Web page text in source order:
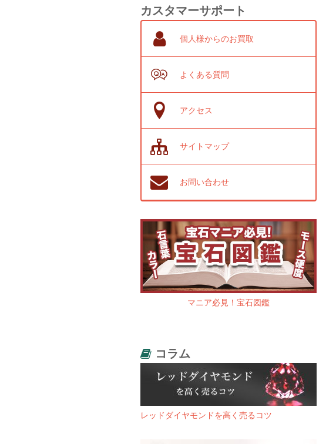
カスタマーサポート
個人様からのお買取
よくある質問
アクセス
サイトマップ
お問い合わせ
マニア必見！宝石図鑑
コラム
レッドダイヤモンドを高く売るコツ